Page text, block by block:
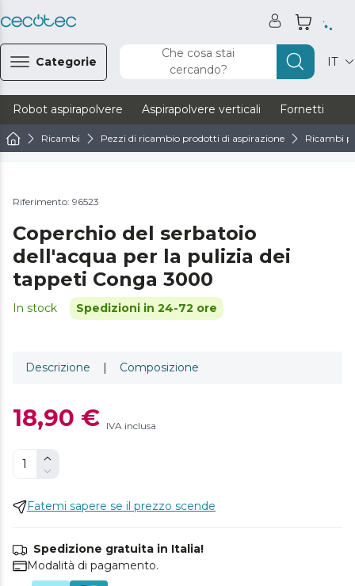
Categorie
Che cosa stai
cercando?
IT
Robot aspirapolvere Aspirapolvere verticali Fornetti
Ricambi Pezzi di ricambio prodotti di aspirazione Ricambi
Riferimento: 96523
Coperchio del serbatoio
dell'acqua per la pulizia dei
tappeti Conga 3000
In stock Spedizioni in 24-72 ore
Descrizione | Composizione
18,90 € IVA inclusa
Fatemi sapere se il prezzo scende
Spedizione gratuita in Italia!
Modalità di pagamento.